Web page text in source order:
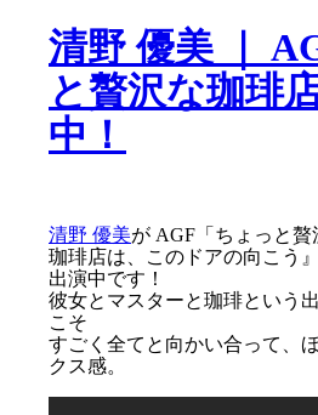
清野 優美 ｜
と贅沢な珈琲
中！
清野 優美が AGF「ちょっと
珈琲店は、このドアの向こう
出演中です！
彼女とマスターと珈琲という
こそ
すごく全てと向かい合って、
クス感。